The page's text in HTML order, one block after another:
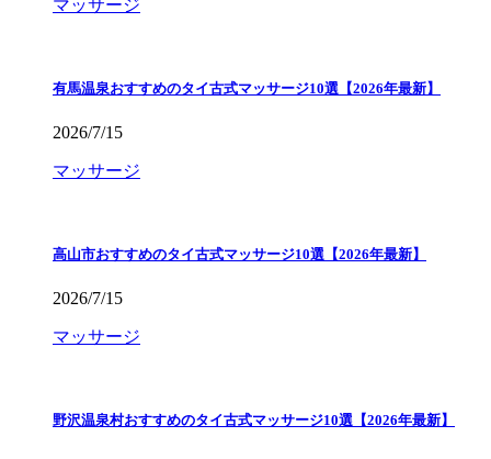
マッサージ
有馬温泉おすすめのタイ古式マッサージ10選【2026年最新】
2026/7/15
マッサージ
高山市おすすめのタイ古式マッサージ10選【2026年最新】
2026/7/15
マッサージ
野沢温泉村おすすめのタイ古式マッサージ10選【2026年最新】